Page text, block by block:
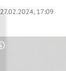
Untermenü
Untermenü
27.02.2024, 17:09
Copyright-Hinweis